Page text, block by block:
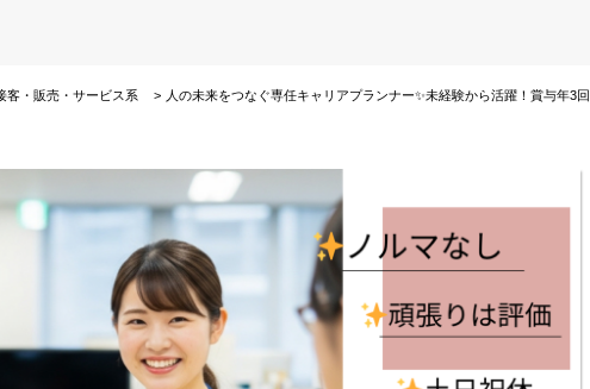
客・販売・サービス系 人の未来をつなぐ専任キャリアプランナー✨未経験から活躍！賞与年3回